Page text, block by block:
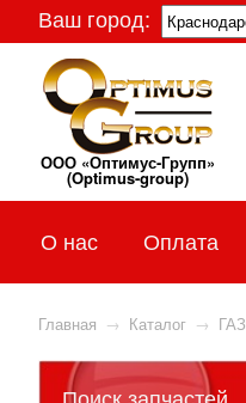
Ваш город:
ООО «Оптимус-Групп»
(Optimus-group)
О нас Оплата
Главная → Каталог → ГАЗ